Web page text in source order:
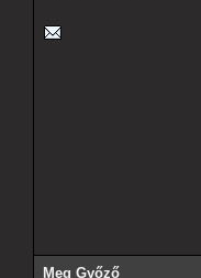
Meg Győző